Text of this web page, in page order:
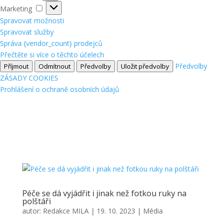
Marketing
Marketing
Spravovat možnosti
Spravovat služby
Správa {vendor_count} prodejců
Přečtěte si více o těchto účelech
Příjmout Odmítnout Předvolby Uložit předvolby
Předvolby
ZÁSADY COOKIES
Prohlášení o ochraně osobních údajů
Péče se dá vyjádřit i jinak než fotkou ruky na
polštáři
autor: Redakce MILA| 19. 10. 2023 | Média